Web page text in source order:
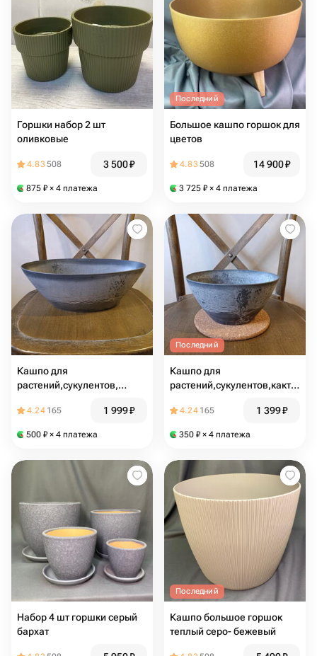
Горшки набор 2 шт
оливковые
4.83508 3 500₽
875 ₽ × 4 платежа
Последний
Большое кашпо горшок для
цветов
4.83508 14 900₽
3 725 ₽ × 4 платежа
Кашпо для
растений,сукулентов,
4.24 165 1 999₽
500 ₽ × 4 платежа
Последний
Кашпо для
растений,сукулентов,кактусов
4.24 165 1 399₽
350 ₽ × 4 платежа
Набор 4 шт горшки серый
бархат
Последний
Кашпо большое горшок
теплый серо- бежевый